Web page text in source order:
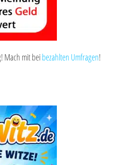
Mach mit beibezahlten Umfragen!